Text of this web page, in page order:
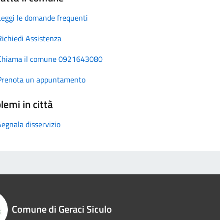
le domande frequenti
Assistenza
il comune 0921643080
un appuntamento
in città
disservizio
Comune di Geraci Siculo